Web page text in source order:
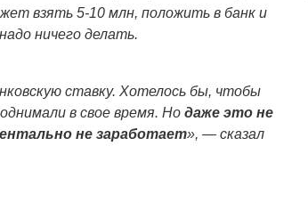
взять 5-10 млн, положить в банк и
ничего делать.
ставку. Хотелось бы, чтобы
в свое время. Но даже это не
не заработает», — сказал